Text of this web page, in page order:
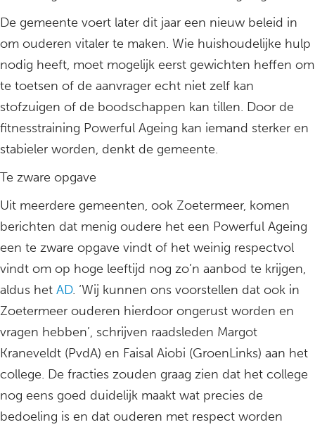
De gemeente voert later dit jaar een nieuw beleid in
om ouderen vitaler te maken. Wie huishoudelijke hulp
nodig heeft, moet mogelijk eerst gewichten heffen om
te toetsen of de aanvrager echt niet zelf kan
stofzuigen of de boodschappen kan tillen. Door de
fitnesstraining Powerful Ageing kan iemand sterker en
stabieler worden, denkt de gemeente.
Te zware opgave
Uit meerdere gemeenten, ook Zoetermeer, komen
berichten dat menig oudere het een Powerful Ageing
een te zware opgave vindt of het weinig respectvol
vindt om op hoge leeftijd nog zo’n aanbod te krijgen,
aldus het AD. ‘Wij kunnen ons voorstellen dat ook in
Zoetermeer ouderen hierdoor ongerust worden en
vragen hebben’, schrijven raadsleden Margot
Kraneveldt (PvdA) en Faisal Aiobi (GroenLinks) aan het
college. De fracties zouden graag zien dat het college
nog eens goed duidelijk maakt wat precies de
bedoeling is en dat ouderen met respect worden